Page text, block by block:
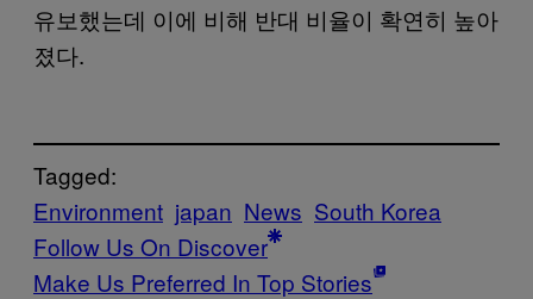
유보했는데 이에 비해 반대 비율이 확연히 높아
졌다.
Tagged:
Environment japan News South Korea
Follow Us On Discover
Make Us Preferred In Top Stories